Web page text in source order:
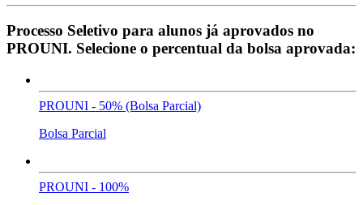
Processo Seletivo para alunos já aprovados no
PROUNI. Selecione o percentual da bolsa aprovada:
PROUNI - 50% (Bolsa Parcial)
Bolsa Parcial
PROUNI - 100%